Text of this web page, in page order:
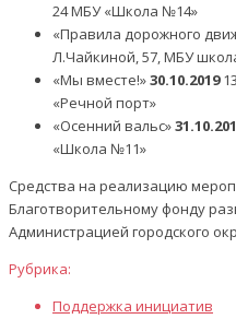
24 МБУ «Школа №14»
«Правила дорожного
Л.Чайкиной, 57, МБУ
«Мы вместе!»30.10.2019
«Речной порт»
«Осенний вальс»
«Школа №11»
Средства на реализацию
Благотворительному фонду
Администрацией городского
Рубрика:
Поддержка инициатив